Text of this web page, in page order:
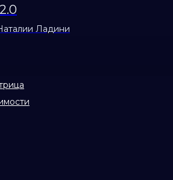
Ладини